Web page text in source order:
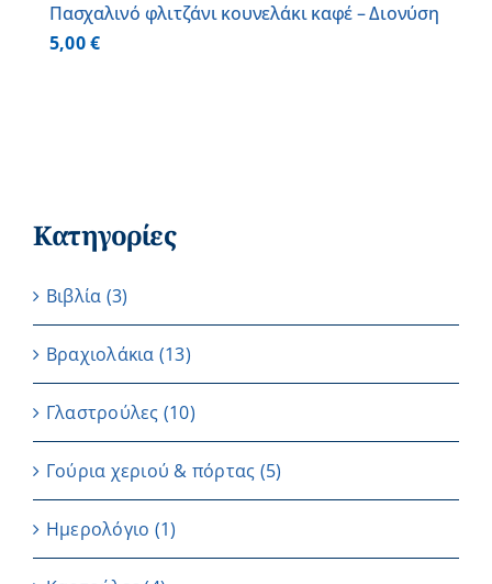
Πασχαλινό φλιτζάνι κουνελάκι καφέ – Διονύση
5,00€
Κατηγορίες
Βιβλία (3)
Βραχιολάκια (13)
Γλαστρούλες (10)
Γούρια χεριού & πόρτας (5)
Ημερολόγιο (1)